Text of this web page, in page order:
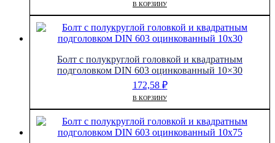
В КОРЗИНУ
Болт с полукруглой головкой и квадратным
подголовком DIN 603 оцинкованный 10×30
172,58 ₽
В КОРЗИНУ